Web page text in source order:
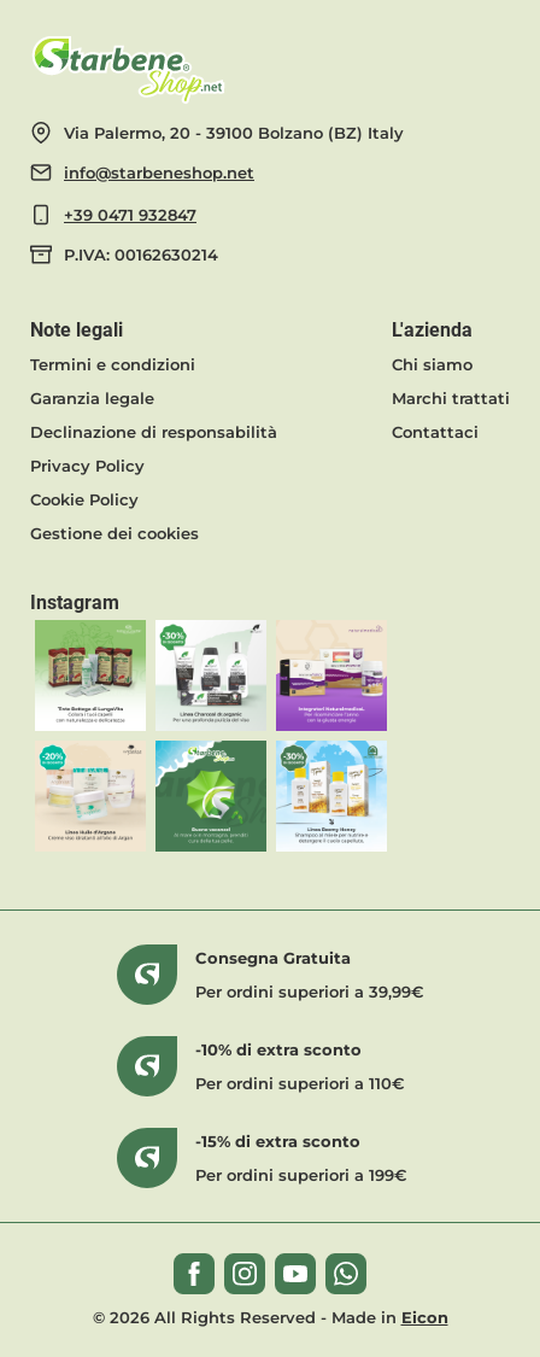
Via Palermo, 20 - 39100 Bolzano (BZ) Italy
info@starbeneshop.net
+39 0471 932847
P.IVA: 00162630214
Note legali
Termini e condizioni
Garanzia legale
Declinazione di responsabilità
Privacy Policy
Cookie Policy
Gestione dei cookies
L'azienda
Chi siamo
Marchi trattati
Contattaci
Instagram
Consegna Gratuita
Per ordini superiori a 39,99€
-10% di extra sconto
Per ordini superiori a 110€
-15% di extra sconto
Per ordini superiori a 199€
© 2026 All Rights Reserved - Made in Eicon